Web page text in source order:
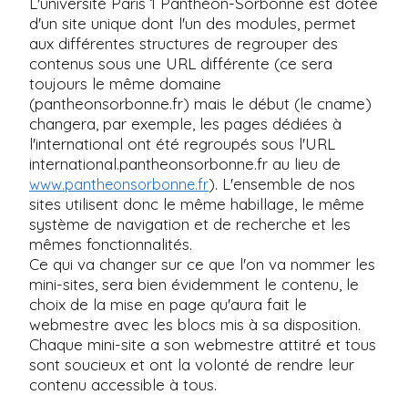
d'un site unique dont l'un des modules, permet
aux différentes structures de regrouper des
contenus sous une URL différente (ce sera
toujours le même domaine
(pantheonsorbonne.fr) mais le début (le cname)
changera, par exemple, les pages dédiées à
l'international ont été regroupés sous l'URL
international.pantheonsorbonne.fr au lieu de
www.pantheonsorbonne.fr). L'ensemble de nos
sites utilisent donc le même habillage, le même
système de navigation et de recherche et les
mêmes fonctionnalités.
Ce qui va changer sur ce que l'on va nommer les
mini-sites, sera bien évidemment le contenu, le
choix de la mise en page qu'aura fait le
webmestre avec les blocs mis à sa disposition.
Chaque mini-site a son webmestre attitré et tous
sont soucieux et ont la volonté de rendre leur
contenu accessible à tous.